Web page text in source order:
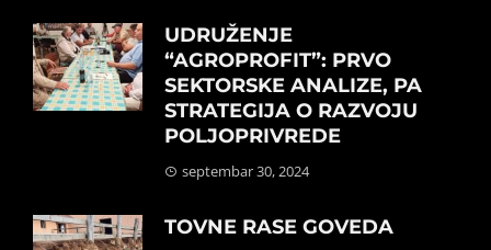
UDRUŽENJE
“AGROPROFIT”: PRVO
SEKTORSKE ANALIZE, PA
STRATEGIJA O RAZVOJU
POLJOPRIVREDE
septembar 30, 2024
TOVNE RASE GOVEDA